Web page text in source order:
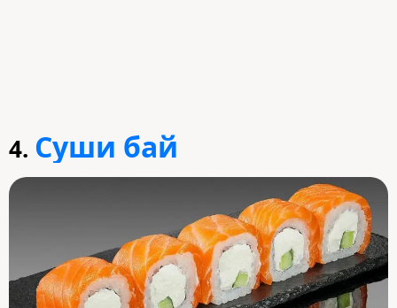
4. Суши бай